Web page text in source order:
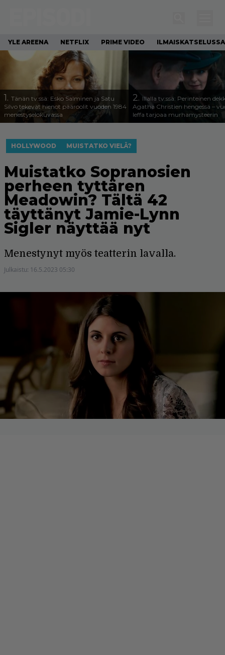
YLE AREENA NETFLIX PRIME VIDEO ILMAISKATSELUSSA
1. Tänän tv:ssä: Esko Salminen ja Satu
Silvo tekevät hienot pääroolit vuoden 1984
menestyselokuvassa
2. Illalla tv:ssä: Perinteinen
Agatha Christien hengessä –
leffa tarjoaa murhamysteerin
HOLLYWOOD MUISTATKO VIELÄ?
Muistatko Sopranosien
perheen tyttären
Meadowin? Tältä 42
täyttänyt Jamie-Lynn
Sigler näyttää nyt
Menestynyt myös teatterin lavalla.
Julkaistu: 16.5.2023 05:30